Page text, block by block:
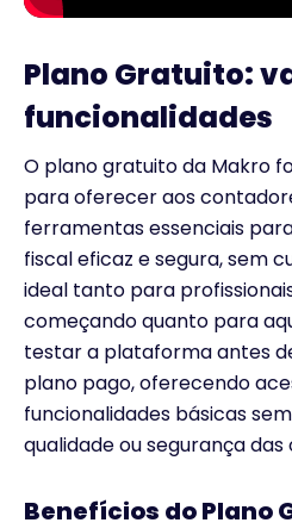
Plano Gratuito:
funcionalidades
O plano gratuito da Makro
para oferecer aos
ferramentas essenciais
fiscal eficaz e segura, sem
ideal tanto para
começando quanto para
testar a plataforma antes
plano pago, oferecendo
funcionalidades básicas
qualidade ou segurança das
Benefícios do Plano